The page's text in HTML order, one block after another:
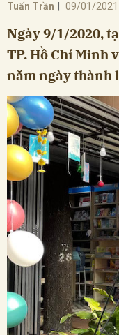
Tuấn Trần 09/01/2021
Ngày 9/1/2020,
TP. Hồ Chí Minh
năm ngày thành